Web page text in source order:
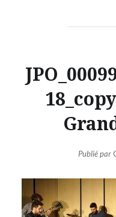
Publié par